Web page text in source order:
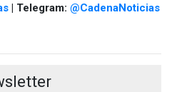
| Telegram: @CadenaNoticias